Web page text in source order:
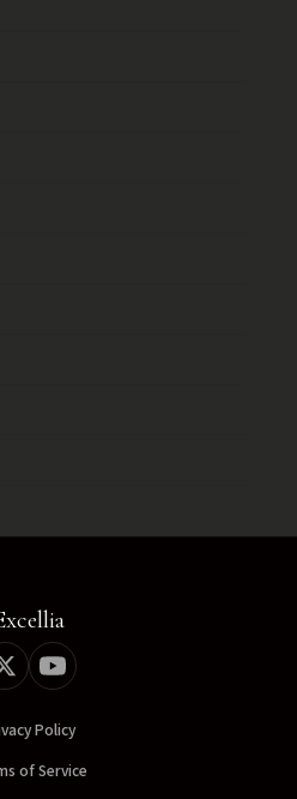
Policy
of Service